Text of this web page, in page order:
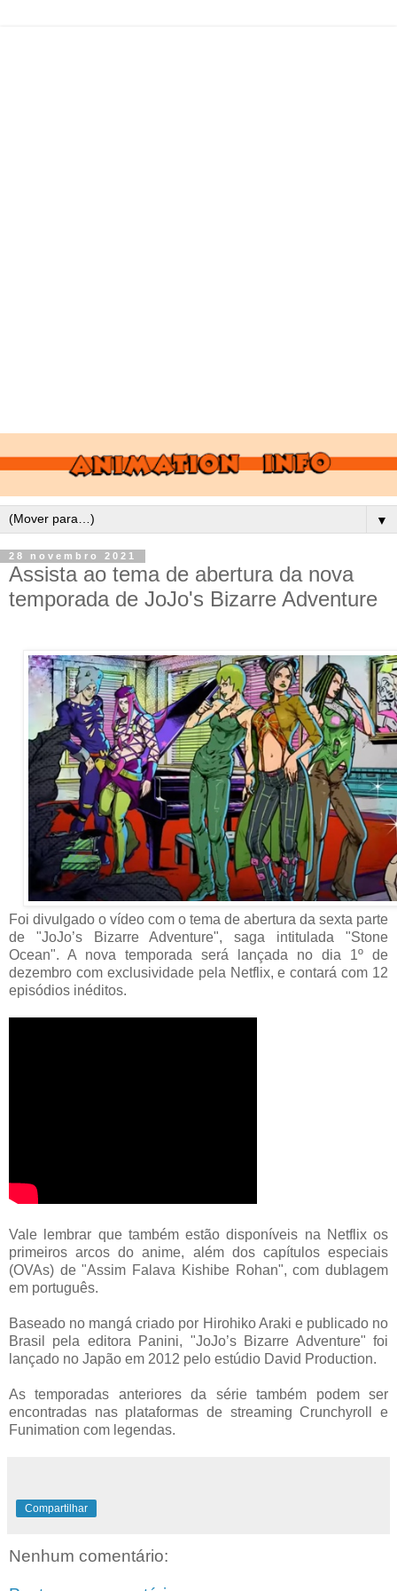
▼
28 novembro 2021
Assista ao tema de abertura da nova
temporada de JoJo's Bizarre Adventure
Foi divulgado o vídeo com o tema de abertura da sexta parte
de "JoJo’s Bizarre Adventure", saga intitulada "Stone
Ocean". A nova temporada será lançada no dia 1º de
dezembro com exclusividade pela Netflix, e contará com 12
episódios inéditos.
Vale lembrar que também estão disponíveis na Netflix os
primeiros arcos do anime, além dos capítulos especiais
(OVAs) de "Assim Falava Kishibe Rohan", com dublagem
em português.
Baseado no mangá criado por Hirohiko Araki e publicado no
Brasil pela editora Panini, "JoJo’s Bizarre Adventure" foi
lançado no Japão em 2012 pelo estúdio David Production.
As temporadas anteriores da série também podem ser
encontradas nas plataformas de streaming Crunchyroll e
Funimation com legendas.
Compartilhar
Nenhum comentário: